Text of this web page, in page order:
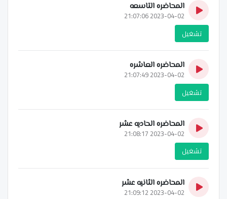
المحاضره التاسعه
2023-04-02 21:07:06
تشغيل
المحاضره العاشره
2023-04-02 21:07:49
تشغيل
المحاضره الحاديه عشر
2023-04-02 21:08:17
تشغيل
المحاضره الثانيه عشر
2023-04-02 21:09:12